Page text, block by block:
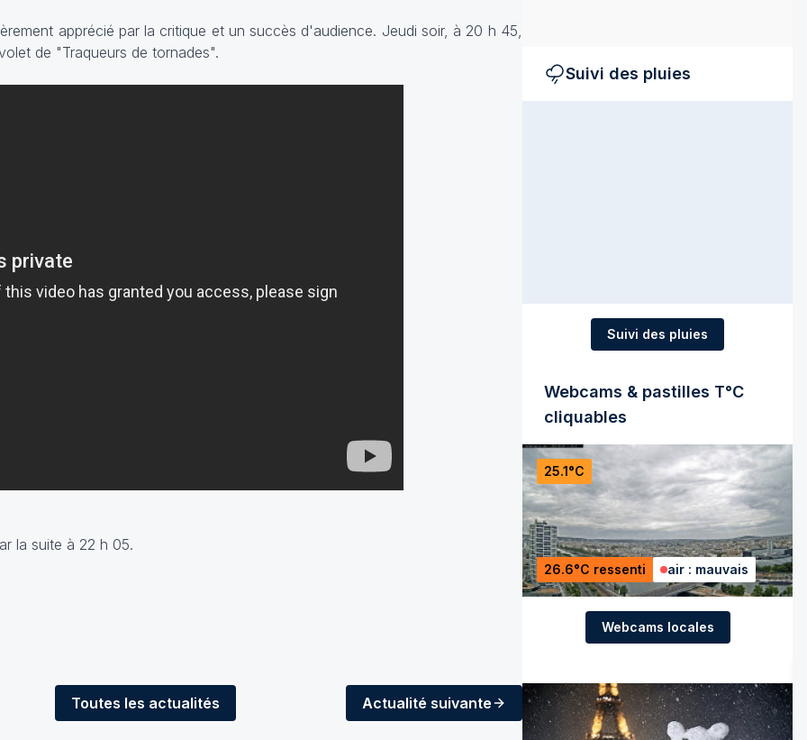
apprécié par la critique et un succès d'audience. Jeudi soir, à 20 h 45,
de "Traqueurs de tornades".
la suite à 22 h 05.
Toutes les actualités Actualité suivante
Suivi des pluies
Suivi des pluies
Webcams & pastilles T°C
cliquables
25.1°C
26.6°C ressenti air : mauvais
Webcams locales